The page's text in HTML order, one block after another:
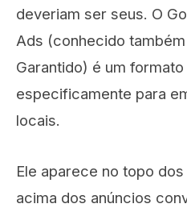
deveriam ser seus. O
Ads (conhecido
Garantido) é um
especificamente para
locais.
Ele aparece no topo
acima dos anúncios